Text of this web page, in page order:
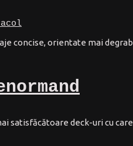
concise, orientate mai
satisfăcătoare deck-uri cu